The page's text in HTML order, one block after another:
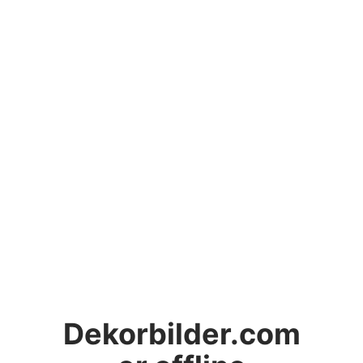
Dekorbilder.com